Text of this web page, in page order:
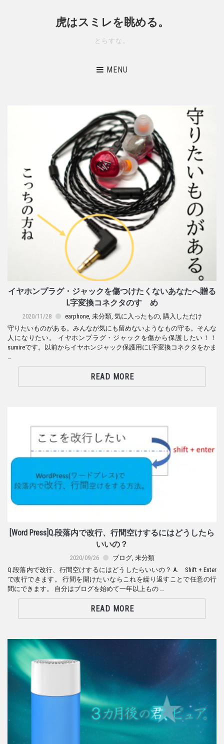
虎はスミレを眺める。
とらすな。
MENU
イヤホンプラグ・ジャックを傷つけたくないあなたへ贈る
L字変換コネクタのすゝめ
2020/11/28 earphone, 未分類, 気に入ったもの, 購入しただけ
守りたいものがある。みんなが気にも留めないようなもの守る。そんな
人になりたい。 イヤホンプラグ・ジャックを傷から保護したい！！
sumireです。以前からイヤホンジャック保護用にL字変換コネクタをかま
…
READ MORE
[Word Press]Q.段落内で改行、行間空けするにはどうしたら
いいの？
2020/09/26 ブログ, 未分類
Q.段落内で改行、行間空けするにはどうしたらいいの？ A. Shift + Enter
で改行できます。 行間を開けたいならこれを繰り返すことで任意の行
間にできます。 自分はブログを始めて一年以上もの …
READ MORE